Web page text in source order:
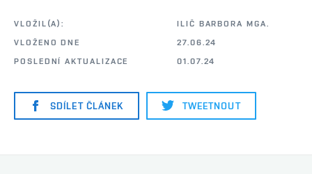
VLOŽIL(A):
ILIČ BARBORA MGA.
VLOŽENO DNE
27.06.24
POSLEDNÍ AKTUALIZACE
01.07.24
SDÍLET ČLÁNEK TWEETNOUT